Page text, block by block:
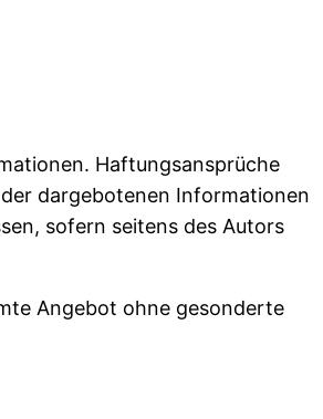
Haftungsansprüche
dargebotenen Informationen
sofern seitens des Autors
Angebot ohne gesonderte